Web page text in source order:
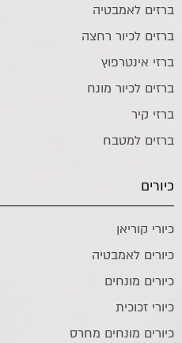
ברזים לאמבטיה
ברזים לכיור רחצה
ברזי אינטרפוץ
ברזים לכיור מונח
ברזי קיר
ברזים למטבח
כיורים
כיורי קוריאן
כיורים לאמבטיה
כיורים מונחים
כיורי זכוכית
כיורים מונחים מחרס